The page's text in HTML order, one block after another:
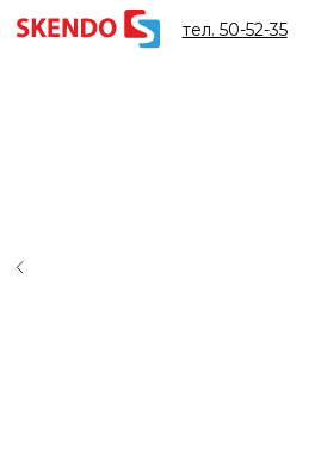
тел. 50-52-35